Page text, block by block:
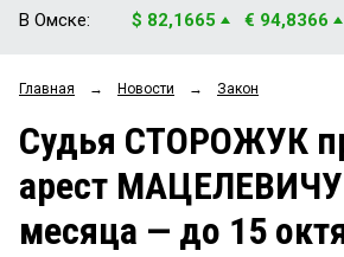
ОБЩЕСТВО
ЗАКОН
НОВОСТИ КОМПАНИЙ
В Омске: $ 82,1665 € 94,8366
Главная → Новости → Закон
Судья СТОРОЖУК
арест
месяца — до 15